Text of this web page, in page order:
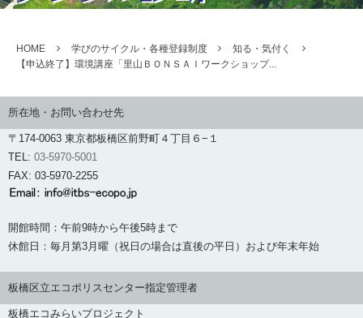
HOME 学びのサイクル・各種登録制度
知る・気付く
【申込終了】環境講座「里山ＢＯＮＳＡＩワークショップ...
所在地・お問い合わせ先
〒174-0063 東京都板橋区前野町４丁目６−１
TEL: 03-5970-5001
FAX: 03-5970-2255
開館時間：午前9時から午後5時まで
休館日：毎月第3月曜（祝日の場合は直後の平日）および年末年始
板橋区立エコポリスセンター指定管理者
板橋エコみらいプロジェクト